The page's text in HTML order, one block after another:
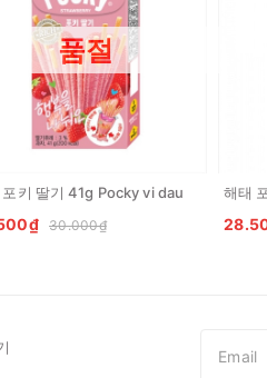
품절
포키 딸기 41g Pocky vi dau
30.000₫